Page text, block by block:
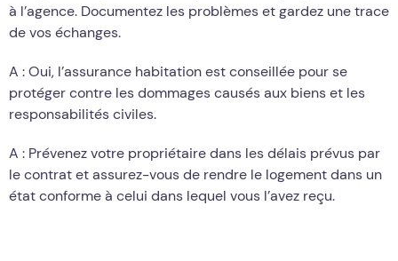
à l’agence. Documentez les problèmes et gardez une trace
de vos échanges.
A : Oui, l’assurance habitation est conseillée pour se
protéger contre les dommages causés aux biens et les
responsabilités civiles.
A : Prévenez votre propriétaire dans les délais prévus par
le contrat et assurez-vous de rendre le logement dans un
état conforme à celui dans lequel vous l’avez reçu.